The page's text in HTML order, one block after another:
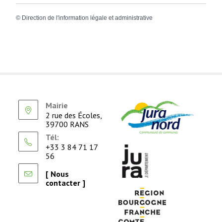
© Direction de l'information légale et administrative
Mairie
2 rue des Écoles,
39700 RANS
Tél:
+33 3 84 71 17
56
[ Nous
contacter ]